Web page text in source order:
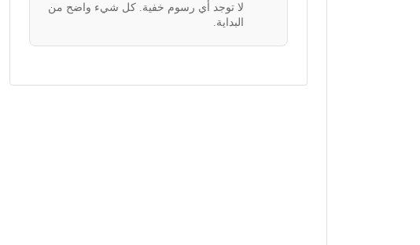
لا توجد أي رسوم خفية. كل شيء واضح من
البداية.